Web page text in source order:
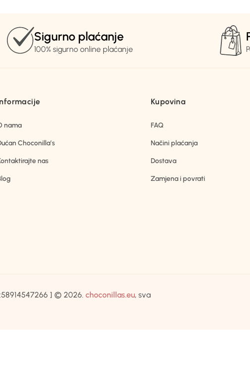
Sigurno plaćanje
100% sigurno online plaćanje
nama
Choconilla’s
nas
Kupovina
FAQ
Načini plaćanja
Dostava
Zamjena i povrati
] © 2026. choconillas.eu, sva